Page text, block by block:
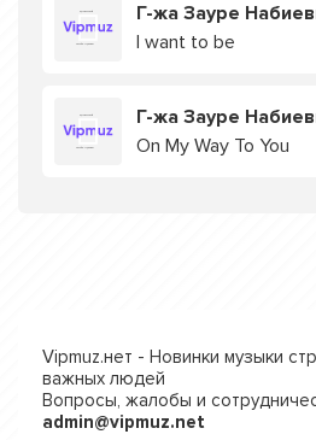
Г-жа Зауре
I want to be
Г-жа Зауре
On My Way To You
Vipmuz.нет - Новинки музыки
важных людей
Вопросы, жалобы и
admin@vipmuz.net